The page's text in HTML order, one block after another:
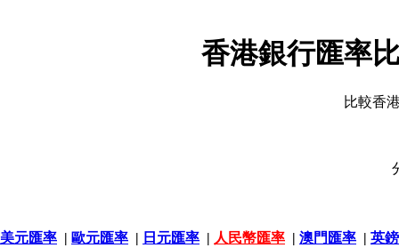
香港銀行匯率
比較香
美元匯率 | 歐元匯率 | 日元匯率 | 人民幣匯率 | 澳門匯率 | 英